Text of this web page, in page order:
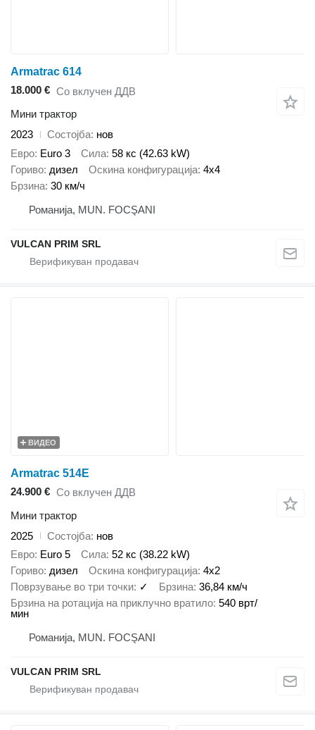
Armatrac 614
18.000 € Со вклучен ДДВ
Мини трактор
2023
Состојба нов
Евро Euro 3 Сила 58 кс (42.63 kW)
Гориво дизел Оскина конфигурација 4x4
Брзина 30 км/ч
Романија, MUN. FOCŞANI
VULCAN PRIM SRL
ВИДЕО
Armatrac 514E
24.900 € Со вклучен ДДВ
Мини трактор
2025
Состојба нов
Евро Euro 5 Сила 52 кс (38.22 kW)
Гориво дизел Оскина конфигурација 4x2
Поврзување во три точки ✓ Брзина 36,84 км/ч
Брзина на ротација на приклучно вратило 540 врт/
мин
Романија, MUN. FOCŞANI
VULCAN PRIM SRL